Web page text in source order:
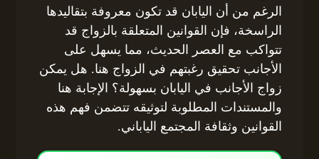
الرغم من أن اليابان قد تكون معروفة بتقاليدها
الراسخة، فإن القوانين المتعلقة بالزواج قد
تتواكب مع العصر الحديث، مما يسهل على
الأجانب تحقيق رغبتهم في الزواج هنا. هل يمكن
زواج الأجانب في اليابان بسهولة؟ الإجابة هنا
والمستندات المطلوبة لتوثيقه تتضمن فهم هذه
القوانين وثقافة المجتمع الياباني.